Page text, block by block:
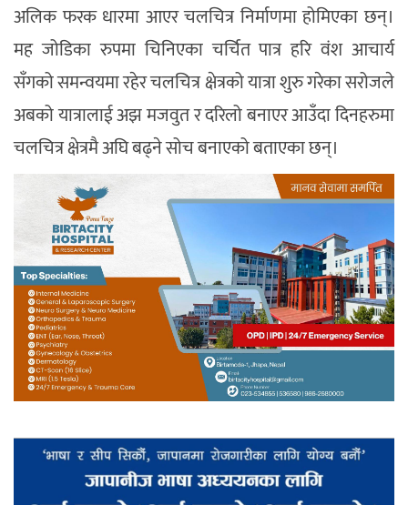
अलिक फरक धारमा आएर चलचित्र निर्माणमा होमिएका छन्।
मह जोडिका रुपमा चिनिएका चर्चित पात्र हरि वंश आचार्य
सँगको समन्वयमा रहेर चलचित्र क्षेत्रको यात्रा शुरु गरेका सरोजले
अबको यात्रालाई अझ मजवुत र दरिलो बनाएर आउँदा दिनहरुमा
चलचित्र क्षेत्रमै अघि बढ्ने सोच बनाएको बताएका छन्।